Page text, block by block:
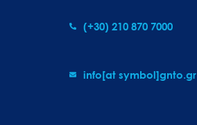
(+30) 210 870 7000
info[at symbol]gnto.gr